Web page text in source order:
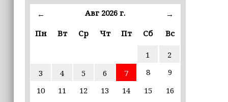
Математику, биологию, химию и
физику начнут изучать через призму
Производители Чечни представят
локальные гастробренды на
юбилейном фестивале «Вкусы
России» в Москве
← Авг 2026 г.
→
Пн
Вт Ср Чт Пт Сб Вс
1
2
3
4 5 6 7 8
9
10
11 12 13 14 15
16